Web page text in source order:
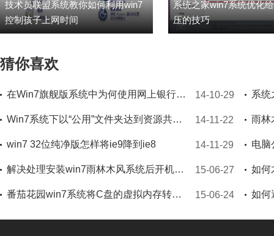
技术员联盟系统教你如何利用win7
控制孩子上网时间
系统之家win7系统优化
压的技巧
猜你喜欢
在Win7旗舰版系统中为何使用网上银行支付不了 14-10-29
Win7系统下以“公用”文件夹达到资源共享的小窍门 14-11-22
win7 32位纯净版怎样将ie9降到ie8 14-11-29
解决处理安装win7雨林木风系统后开机提示cannot find hyldr in all drives问题 15-06-27
番茄花园win7系统将C盘的虚拟内存转移到D盘的技巧 15-06-24
雨林
如何